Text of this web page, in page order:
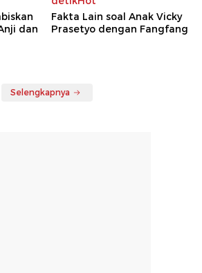
dan
Fakta Lain soal Anak Vicky
Prasetyo dengan Fangfang
Selengkapnya